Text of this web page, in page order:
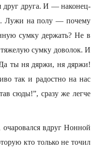
друг друга. И — наконец-
Лужи на полу — почему
сумку держать? Не в
сумку доволок. И
ты ня дяржи, ня дяржи!
так и радостно на нас
сюды!”, сразу же легче
вдруг Нонной
кто только не точил